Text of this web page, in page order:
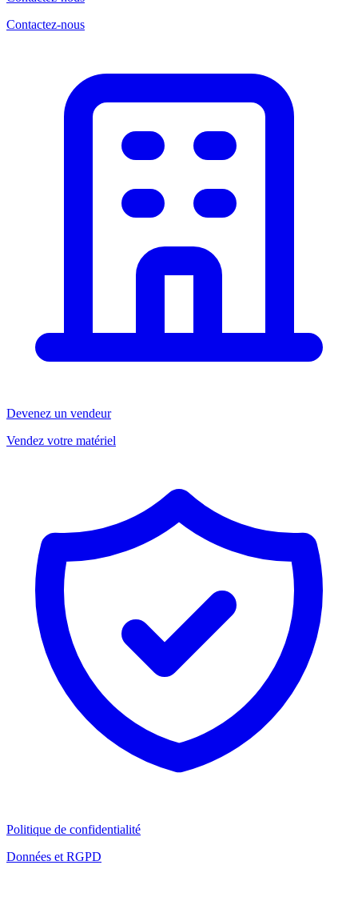
Contactez-nous
Devenez un vendeur
Vendez votre matériel
Politique de confidentialité
Données et RGPD